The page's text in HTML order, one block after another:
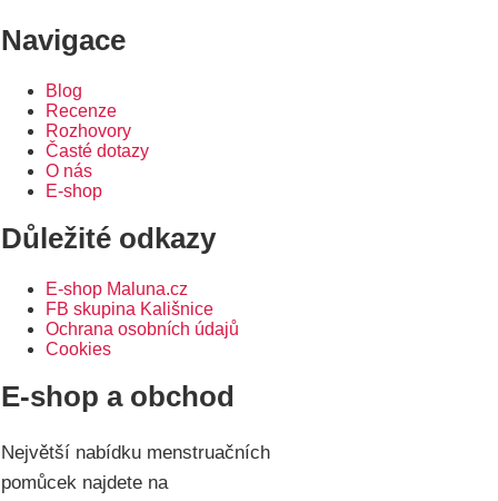
Navigace
Blog
Recenze
Rozhovory
Časté dotazy
O nás
E-shop
Důležité odkazy
E-shop Maluna.cz
FB skupina Kališnice
Ochrana osobních údajů
Cookies
E-shop a obchod
Největší nabídku menstruačních
pomůcek najdete na